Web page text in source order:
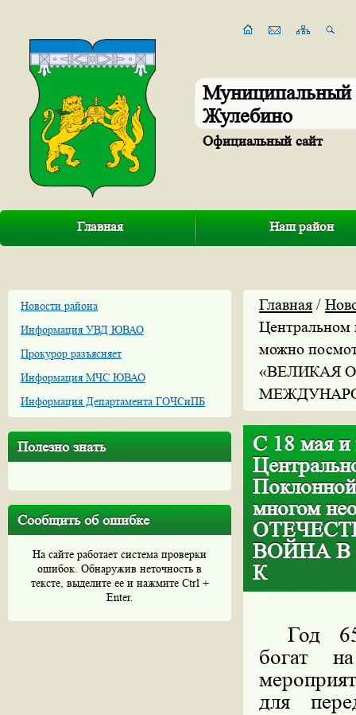
Муниципальный
Жулебино
Официальный сайт
Главная Наш район
Новости района
Информация УВД ЮВАО
Прокурор разъясняет
Информация МЧС ЮВАО
Информация Департамента ГОЧСиПБ
Полезно знать
Сообщить об ошибке
На сайте работает система проверки
ошибок. Обнаружив неточность в
тексте, выделите ее и нажмите Ctrl +
Enter.
Главная /
Центральном
можно
«ВЕЛИКАЯ
С 18 мая и
многом
ВОЙНА
К
Год
богат
для